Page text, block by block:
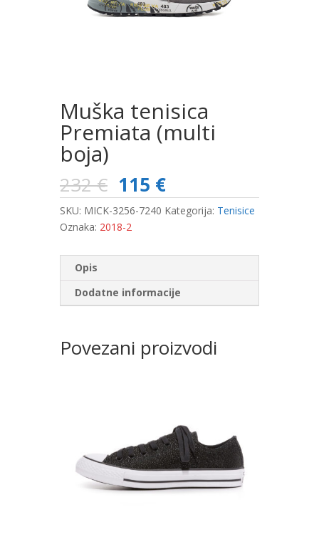
Muška tenisica
Premiata (multi
boja)
232€ 115 €
SKU: MICK-3256-7240 Kategorija: Tenisice
Oznaka: 2018-2
Opis
Dodatne informacije
Povezani proizvodi